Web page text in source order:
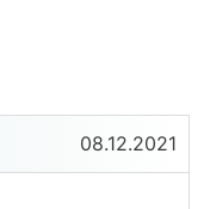
08.12.2021